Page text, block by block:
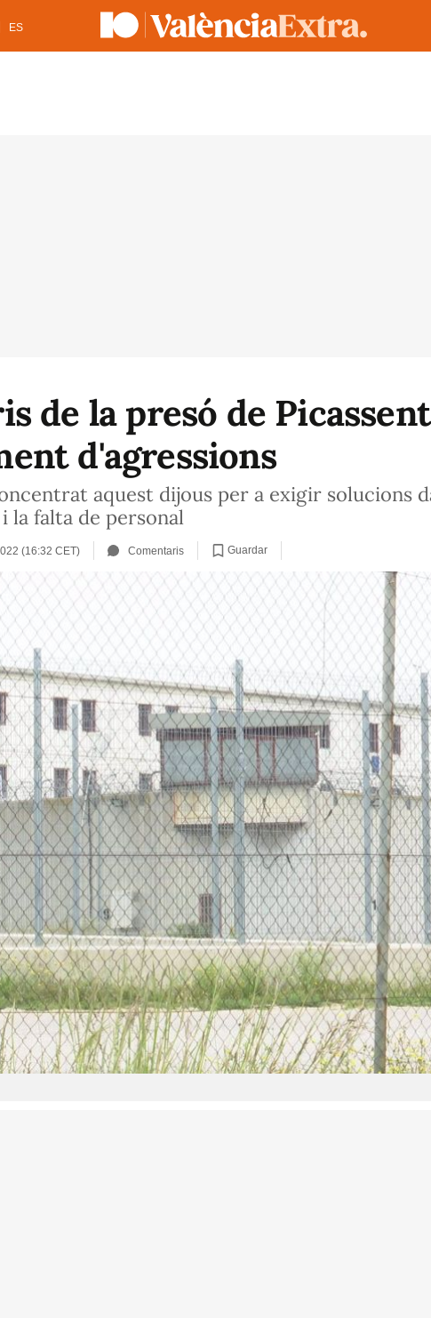
ES
de la presó de
d'agressions
aquest dijous per a exigir solucions
la falta de personal
(16:32 CET) Comentaris Guardar